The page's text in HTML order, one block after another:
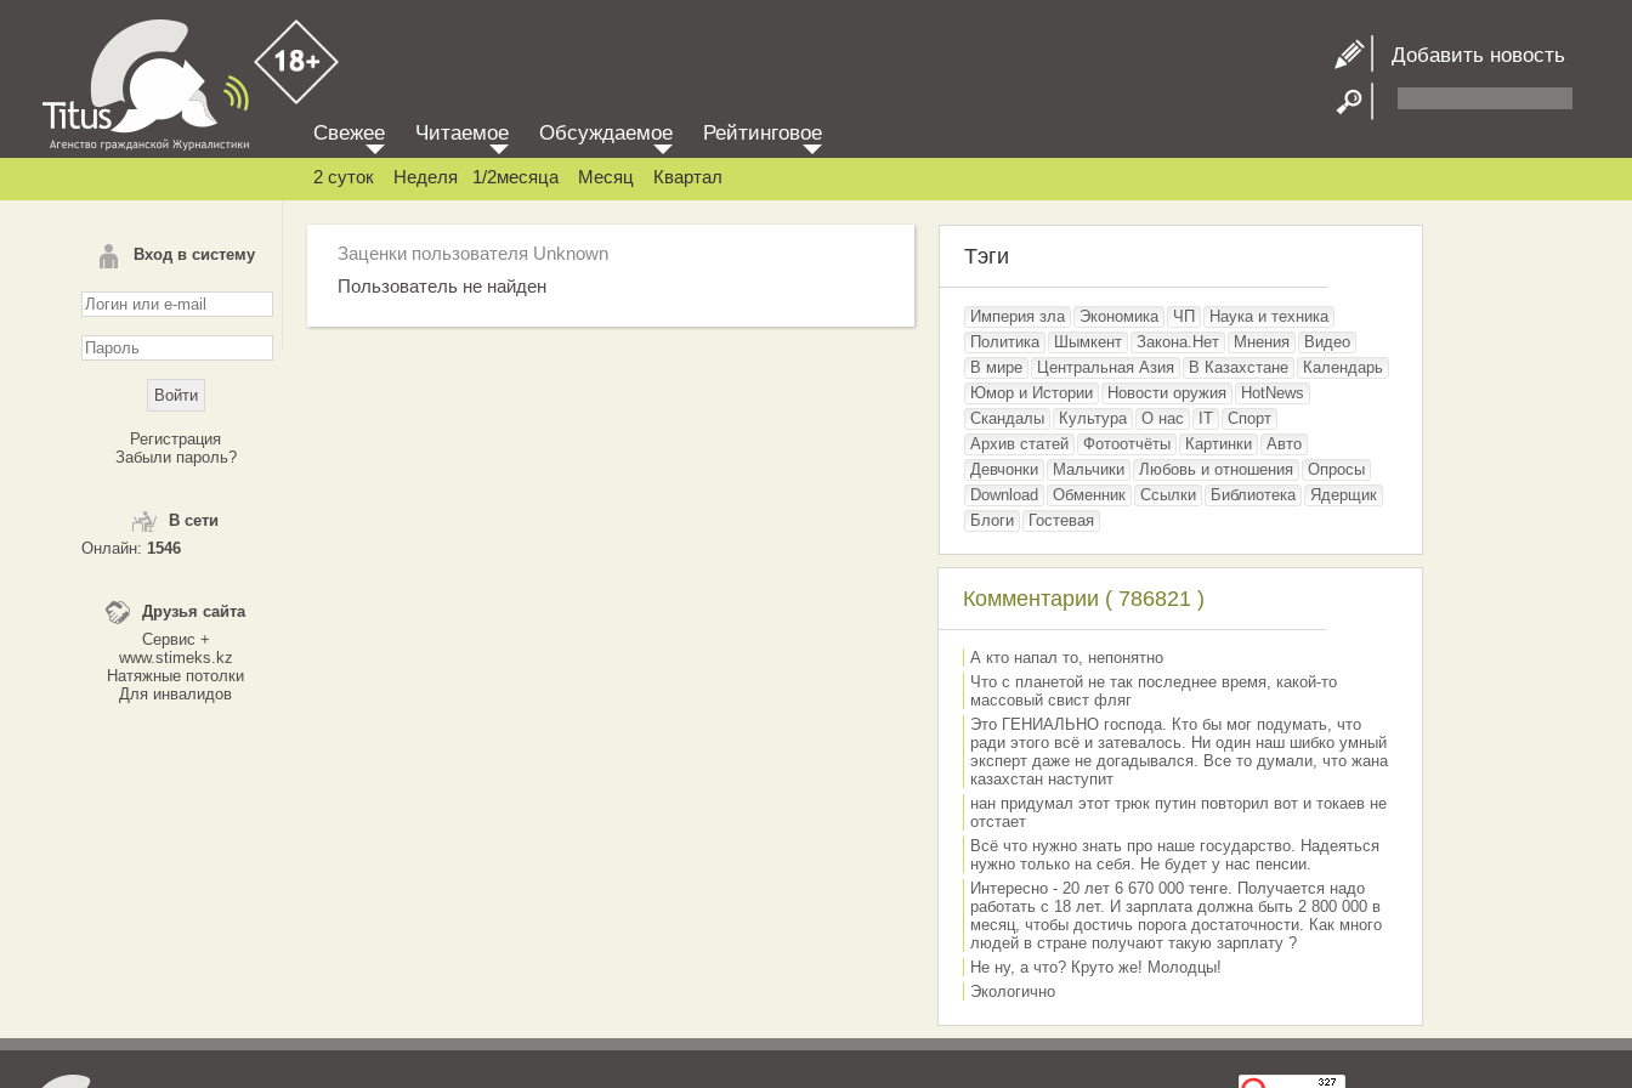
Добавить новость
Вход в систему
Регистрация
Забыли пароль?
В сети
Онлайн: 1546
Друзья сайта
Сервис +
www.stimeks.kz
Натяжные потолки
Для инвалидов
Свежее Читаемое Обсуждаемое Рейтинговое
2 суток Неделя 1/2месяца Месяц Квартал
Заценки пользователя Unknown
Пользователь не найден
Тэги
Империя зла Экономика ЧП
Наука и техника
Политика
Шымкент Закона.Нет Мнения
Видео
В мире
Центральная Азия В Казахстане
Календарь
Юмор и Истории
Новости оружия
HotNews
Скандалы
Культура О нас IT
Спорт
Архив статей
Фотоотчёты Картинки
Авто
Девчонки
Мальчики Любовь и отношения
Опросы
Download
Обменник Ссылки Библиотека
Ядерщик
Блоги
Гостевая
Комментарии ( 786821 )
А кто напал то, непонятно
Что с планетой не так последнее время, какой-то
массовый свист фляг
Это ГЕНИАЛЬНО господа. Кто бы мог подумать, что
ради этого всё и затевалось. Ни один наш шибко умный
эксперт даже не догадывался. Все то думали, что жана
казахстан наступит
нан придумал этот трюк путин повторил вот и токаев не
отстает
Всё что нужно знать про наше государство. Надеяться
нужно только на себя. Не будет у нас пенсии.
Интересно - 20 лет 6 670 000 тенге. Получается надо
работать с 18 лет. И зарплата должна быть 2 800 000 в
месяц, чтобы достичь порога достаточности. Как много
людей в стране получают такую зарплату ?
Не ну, а что? Круто же! Молодцы!
Экологично